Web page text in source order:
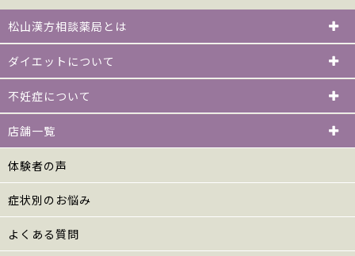
松山漢方相談薬局とは
ダイエットについて
不妊症について
店舗一覧
体験者の声
症状別のお悩み
よくある質問